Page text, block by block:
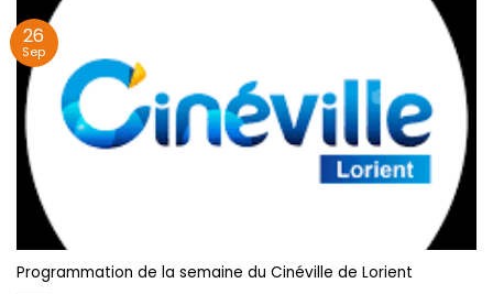
Programmation de la semaine du Cinéville de Lorient
26
Sep